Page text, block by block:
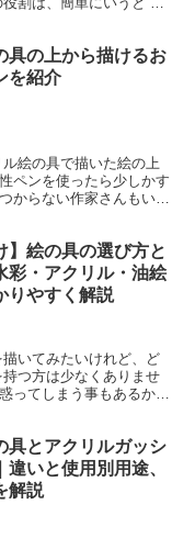
具の上から描けるお
を紹介
絵の具で描いた絵の上
ペンを使ったら少しかす
からない作家さんもいる
】絵の具の選び方と
彩・アクリル・油絵
りやすく解説
いてみたいけれど、ど
つ方は少なくありませ
ってしまう事もあるかと
具とアクリルガッシ
違いと使用別用途、
解説